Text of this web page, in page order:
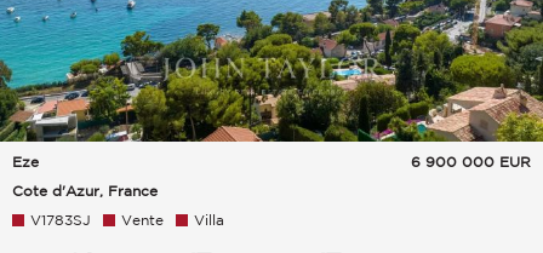
Eze
Cote d'Azur, France
6 900 000 EUR
V1783SJ Vente Villa